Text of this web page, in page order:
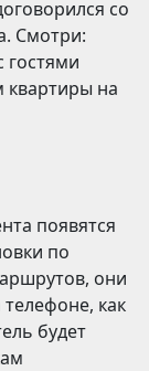
со
Смотри:
гостями
квартиры на
появятся
по
они
как
будет